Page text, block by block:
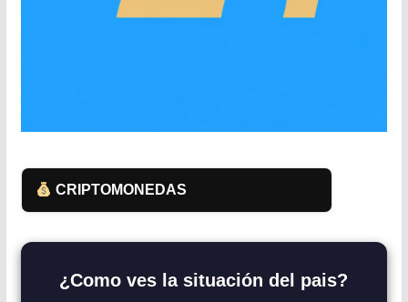
CRIPTOMONEDAS
¿Como ves la situación del pais?